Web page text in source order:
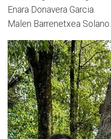
Enara Donavera Garcia.
Malen Barrenetxea Solano.